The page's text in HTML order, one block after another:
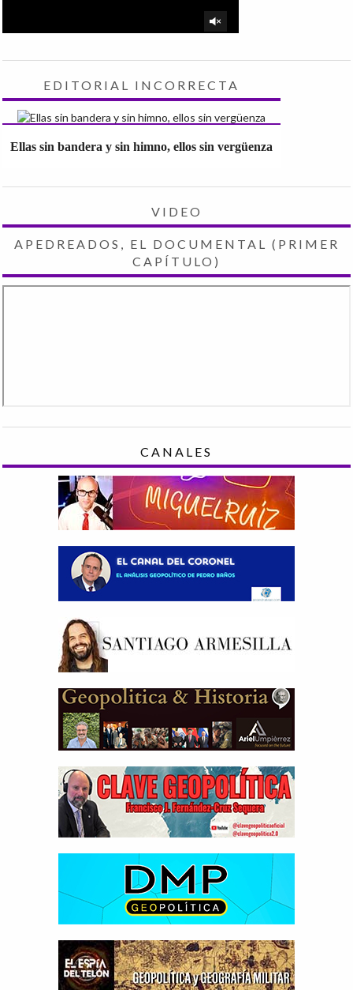
EDITORIAL INCORRECTA
Ellas sin bandera y sin himno, ellos sin vergüenza
VIDEO
APEDREADOS, EL DOCUMENTAL (PRIMER
CAPÍTULO)
CANALES